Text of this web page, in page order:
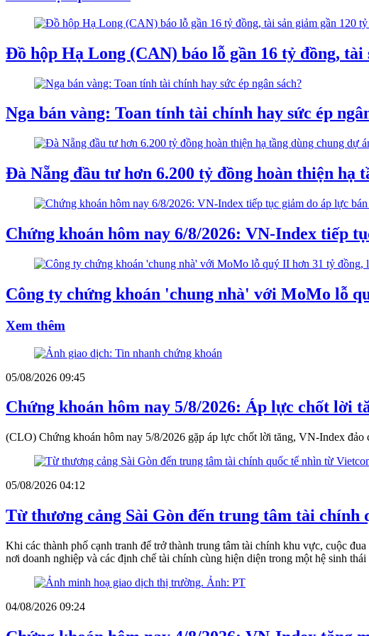
Đồ hộp Hạ Long (CAN) báo lỗ gần 16 tỷ đồng, tài
Nga bán vàng: Toan tính tài chính hay sức ép
Đà Nẵng đầu tư hơn 6.200 tỷ đồng hoàn thiện hạ
Chứng khoán hôm nay 6/8/2026: VN-Index tiếp
Công ty chứng khoán 'chung nhà' với MoMo lỗ
Xem thêm
05/08/2026 09:45
Chứng khoán hôm nay 5/8/2026: Áp lực chốt lời
(CLO) Chứng khoán hôm nay 5/8/2026 gặp áp lực chốt lời tăng, VN-Index đảo
05/08/2026 04:12
Từ thương cảng Sài Gòn đến trung tâm tài
Khi các thành phố cạnh tranh để trở thành trung tâm tài chính khu vực, cuộc
nơi doanh nghiệp và các định chế tài chính cùng hiện diện trong một hệ sinh
04/08/2026 09:24